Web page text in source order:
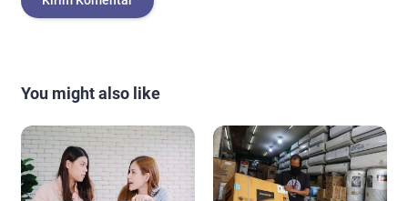
You might also like